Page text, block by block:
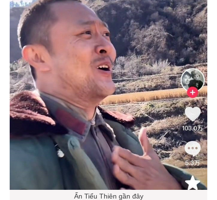
Ấn Tiểu Thiên gần đây